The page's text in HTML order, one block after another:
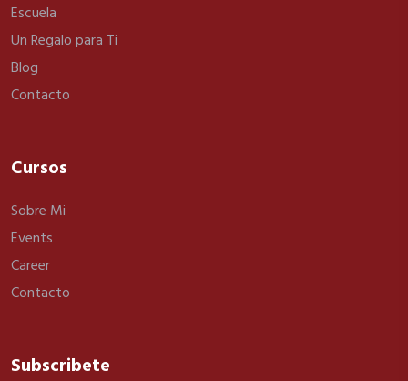
Escuela
Un Regalo para Ti
Blog
Contacto
Cursos
Sobre Mi
Events
Career
Contacto
Subscribete